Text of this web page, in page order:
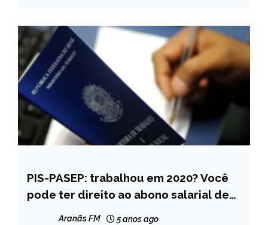
BRASIL
NOTÍCIAS
PIS-PASEP: trabalhou em 2020? Você
pode ter direito ao abono salarial de
Aranãs FM 5 anos ago